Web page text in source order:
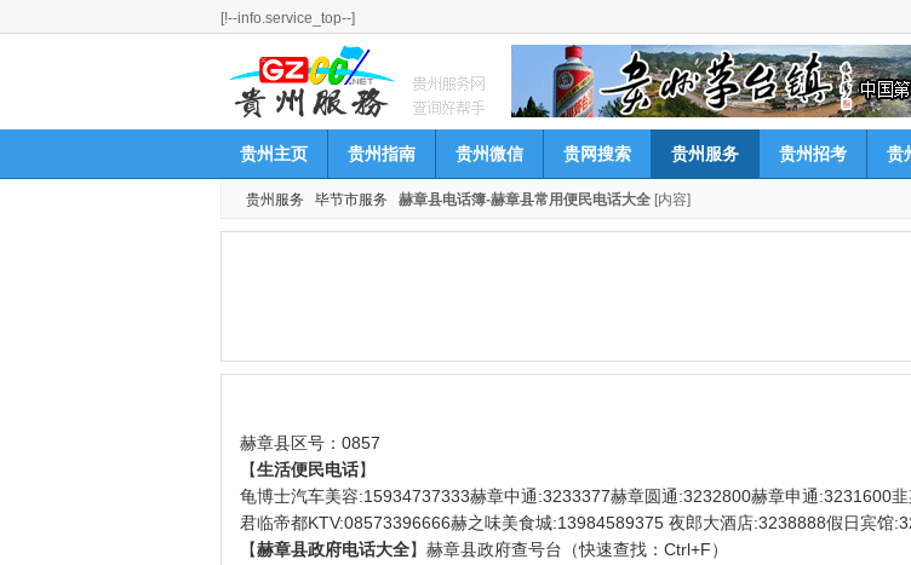
[!--info.service_top--]
贵州主页 贵州指南 贵州微信 贵网搜索 贵州服务 贵州招考 贵
贵州服务 毕节市服务 赫章县电话簿-赫章县常用便民电话大全 [内容]
赫章县区号：0857
【生活便民电话】
龟博士汽车美容:15934737333赫章中通:3233377赫章圆通:3232800赫章申通:3231600
君临帝都KTV:08573396666赫之味美食城:13984589375 夜郎大酒店:3238888假日宾馆
【赫章县政府电话大全】赫章县政府查号台（快速查找：Ctrl+F）